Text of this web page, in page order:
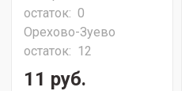
остаток: 0
Орехово-Зуево
остаток: 12
11 руб.